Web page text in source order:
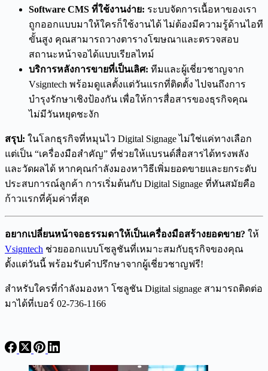
Software CMS ที่ใช้งานง่าย: ระบบจัดการเนื้อหาของเรา
ถูกออกแบบมาให้ใครก็ใช้งานได้ ไม่ต้องมีความรู้ด้านไอที
ขั้นสูง คุณสามารถวางตารางโฆษณาและตรวจสอบ
สถานะหน้าจอได้แบบเรียลไทม์
บริการหลังการขายที่เป็นเลิศ: ทีมและผู้เชี่ยวชาญจาก
Vsigntech พร้อมดูแลตั้งแต่วันแรกที่ติดตั้ง ไปจนถึงการ
บำรุงรักษาเชิงป้องกัน เพื่อให้การสื่อสารของธุรกิจคุณ
ไม่มีวันหยุดชะงัก
สรุป: ในโลกธุรกิจที่หมุนไว Digital Signage ไม่ใช่แค่ทางเลือก
แต่เป็น “เครื่องมือสำคัญ” ที่ช่วยให้แบรนด์สื่อสารได้ทรงพลัง
และวัดผลได้ หากคุณกำลังมองหาวิธีเพิ่มยอดขายและยกระดับ
ประสบการณ์ลูกค้า การเริ่มต้นกับ Digital Signage ที่ทันสมัยคือ
ก้าวแรกที่คุ้มค่าที่สุด
อยากเปลี่ยนหน้าจอธรรมดาให้เป็นเครื่องมือสร้างยอดขาย? ให้
Vsigntech ช่วยออกแบบโซลูชันที่เหมาะสมกับธุรกิจของคุณ
ตั้งแต่วันนี้ พร้อมรับคำปรึกษาจากผู้เชี่ยวชาญฟรี!
สำหรับใครที่กำลังมองหา โซลูชัน Digital signage สามารถติดต่อ
มาได้ที่เบอร์ 02-736-1166